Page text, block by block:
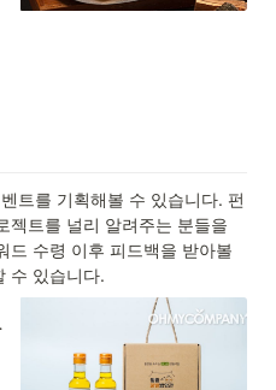
트를 기획해볼 수 있습니다. 펀
젝트를 널리 알려주는 분들을
드 수령 이후 피드백을 받아볼
수 있습니다.
기름